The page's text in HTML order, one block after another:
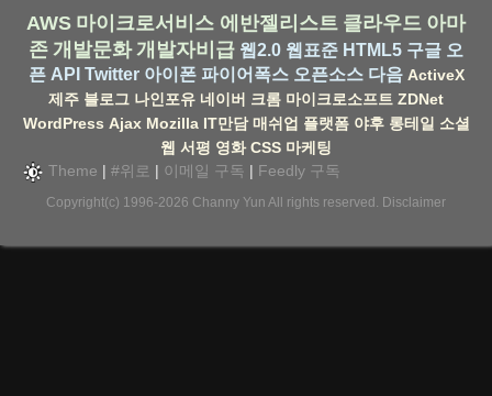
AWS 마이크로서비스 에반젤리스트 클라우드 아마
존 개발문화 개발자비급 웹2.0 웹표준 HTML5 구글 오
픈 API Twitter 아이폰 파이어폭스 오픈소스 다음 ActiveX
제주 블로그 나인포유 네이버 크롬 마이크로소프트 ZDNet
WordPress Ajax Mozilla IT만담 매쉬업 플랫폼 야후 롱테일 소셜
웹 서평 영화 CSS 마케팅
Theme | #위로 | 이메일 구독 | Feedly 구독
Copyright(c) 1996-2026 Channy Yun All rights reserved. Disclaimer